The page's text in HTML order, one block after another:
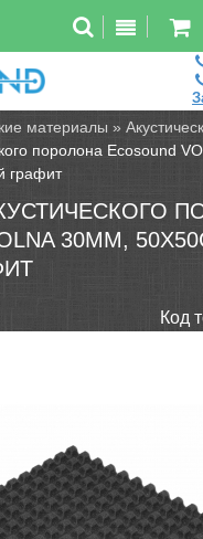
рассчет
материалы »
поролона Ecosound
графит
30ММ,
Код